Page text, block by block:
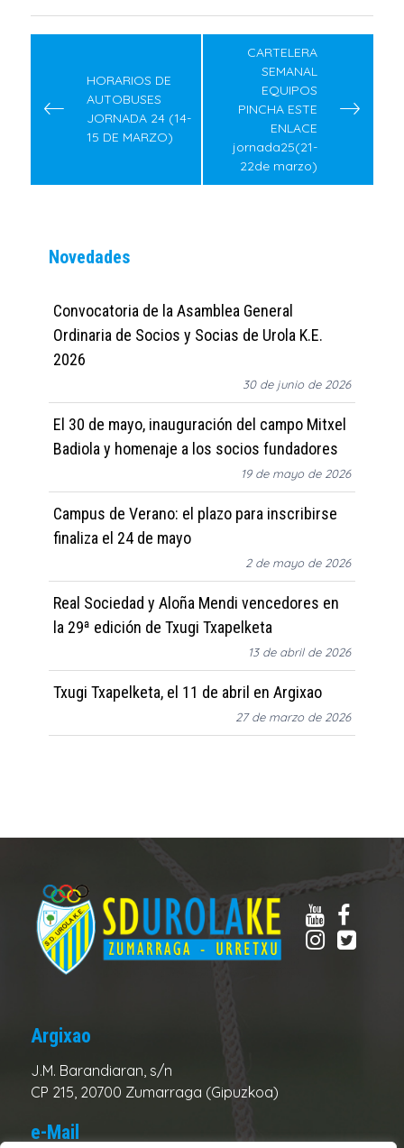
entradasHORARIOS DE
AUTOBUSES
JORNADA 24 (14-
15 DE MARZO)
CARTELERA
SEMANAL
EQUIPOS
PINCHA ESTE
ENLACE
jornada25(21-
22de marzo)
Novedades
Convocatoria de la Asamblea General
Ordinaria de Socios y Socias de Urola K.E.
2026
30 de junio de 2026
El 30 de mayo, inauguración del campo Mitxel
Badiola y homenaje a los socios fundadores
19 de mayo de 2026
Campus de Verano: el plazo para inscribirse
finaliza el 24 de mayo
2 de mayo de 2026
Real Sociedad y Aloña Mendi vencedores en
la 29ª edición de Txugi Txapelketa
13 de abril de 2026
Txugi Txapelketa, el 11 de abril en Argixao
27 de marzo de 2026
Argixao
J.M. Barandiaran, s/n
CP 215, 20700 Zumarraga (Gipuzkoa)
e-Mail